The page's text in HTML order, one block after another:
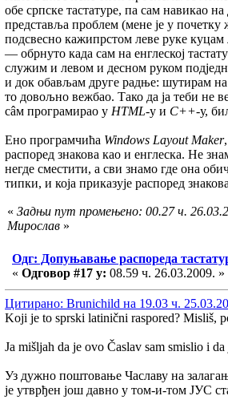
обе српске тастатуре, па сам навикао
представља проблем (мене је у
подсвесно кажипрстом леве руке куцам
— обрнуто када сам на енглеској
служим и левом и десном руком
и док обављам друге радње: шутирам
то довољно вежбао. Тако да ја теби не
сâм програмирао у HTML-у и C++-у,
Ено програмчића Windows Layout Maker
распоред знакова као и енглеска. Не
негде сместити, а сви знамо где она
типки, и која приказује распоред
« Задњи пут промењено: 00.27 ч.
Мирослав »
Одг: Допуњавање распореда
« Одговор #17 у: 08.59 ч. 26.03.2009. »
Цитирано: Brunichild на 19.03 ч.
Koji je to sprski latinični raspored? Misliš,
Ja mišljah da je ovo Časlav sam smislio i
Уз дужно поштовање Чаславу на
је утврђен још давно у том-и-том ЈУС